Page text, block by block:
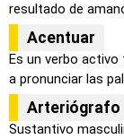
resultado de
Acentuar
Es un verbo
a pronunciar las
Arteriógrafo
Sustantivo